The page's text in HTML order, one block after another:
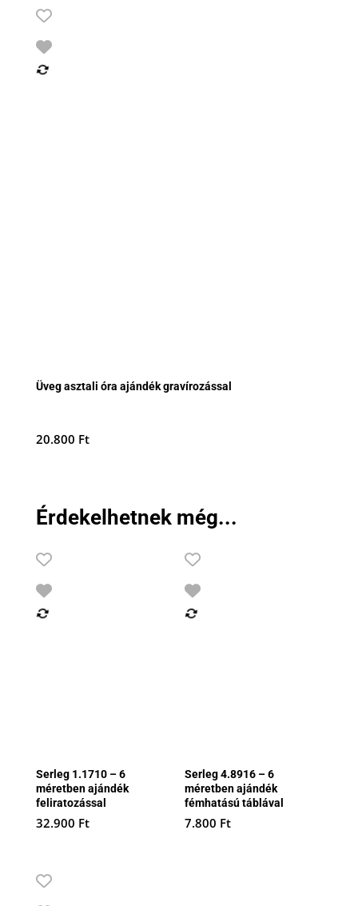
Üveg asztali óra ajándék gravírozással
20.800 Ft
Érdekelhetnek még...
Serleg 1.1710 – 6
méretben ajándék
feliratozással
32.900 Ft
Serleg 4.8916 – 6
méretben ajándék
fémhatású táblával
7.800 Ft